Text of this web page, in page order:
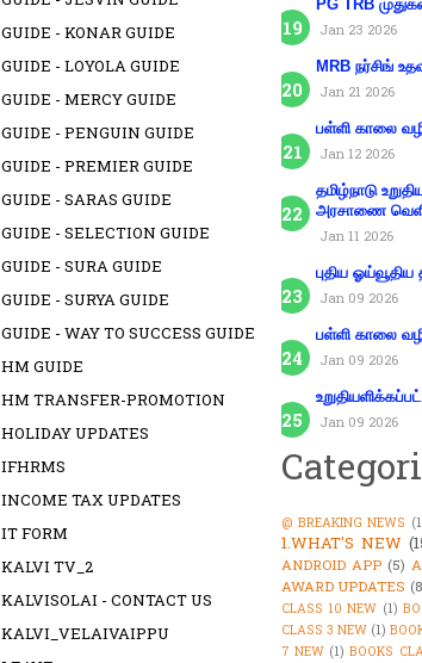
PG TRB
Jan 23 2026
MRB நர்சிங்
Jan 21 2026
பள்ளி காலை
Jan 12 2026
தமிழ்நாடு
அரசாணை
Jan 11 2026
புதிய
Jan 09 2026
பள்ளி காலை
Jan 09 2026
Jan 09 2026
@ BREAKING NEWS
1.WHAT'S NEW
ANDROID APP (5)
AWARD UPDATES
CLASS 10 NEW (1)
CLASS 3 NEW (1)
7 NEW (1) BOOKS
GUIDE - KONAR GUIDE
GUIDE - LOYOLA GUIDE
GUIDE - MERCY GUIDE
GUIDE - PENGUIN GUIDE
GUIDE - PREMIER GUIDE
GUIDE - SARAS GUIDE
GUIDE - SELECTION GUIDE
GUIDE - SURA GUIDE
GUIDE - SURYA GUIDE
GUIDE - WAY TO SUCCESS GUIDE
HM GUIDE
HM TRANSFER-PROMOTION
HOLIDAY UPDATES
IFHRMS
INCOME TAX UPDATES
IT FORM
KALVI TV_2
KALVISOLAI - CONTACT US
KALVI_VELAIVAIPPU